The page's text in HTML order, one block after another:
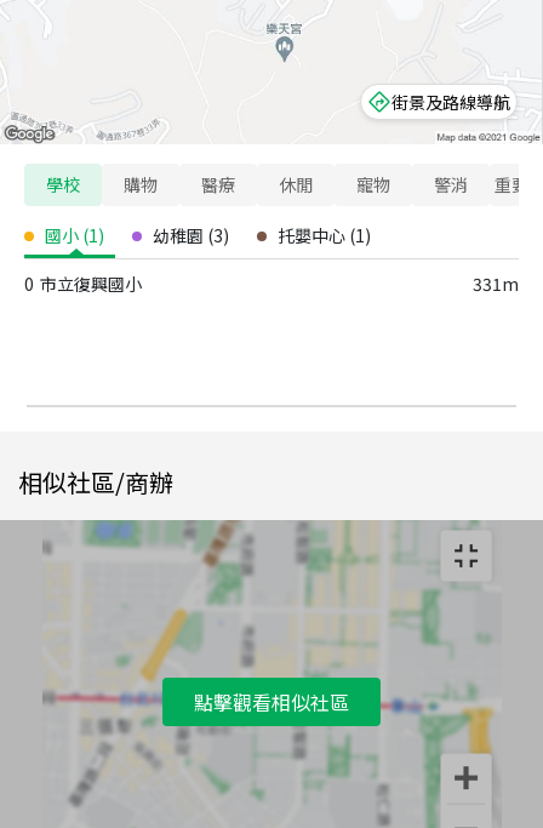
街景及路線導航
學校 購物 醫療 休閒 寵物 警消 重要
國小 (1) 幼稚園 (3) 托嬰中心 (1)
0 市立復興國小 331m
相似社區/商辦
點擊觀看相似社區